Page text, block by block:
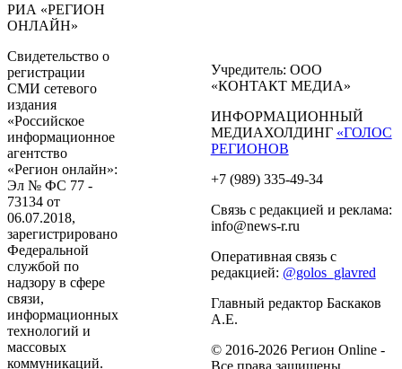
РИА «РЕГИОН
ОНЛАЙН»
Свидетельство о
регистрации
СМИ сетевого
издания
«Российское
информационное
агентство
«Регион онлайн»:
Эл № ФС 77 -
73134 от
06.07.2018,
зарегистрировано
Федеральной
службой по
надзору в сфере
связи,
информационных
технологий и
массовых
коммуникаций.
Учредитель: ООО
«КОНТАКТ МЕДИА»
ИНФОРМАЦИОННЫЙ
МЕДИАХОЛДИНГ «ГОЛОС
РЕГИОНОВ
+7 (989) 335-49-34
Связь с редакцией и реклама:
info@news-r.ru
Оперативная связь с
редакцией: @golos_glavred
Главный редактор Баскаков
А.Е.
© 2016-2026 Регион Online -
Все права защищены.